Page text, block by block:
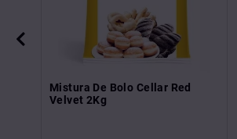
Mistura De Bolo Cellar Red
Velvet 2Kg